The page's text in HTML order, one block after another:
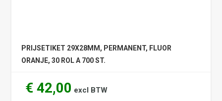
PRIJSETIKET 29X28MM, PERMANENT, FLUOR
ORANJE, 30 ROL A 700 ST.
€ 42,00 excl BTW